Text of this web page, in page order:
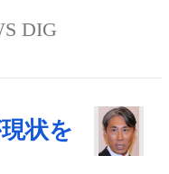
DIG
状を